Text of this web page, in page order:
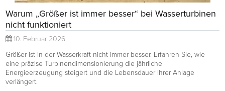
Warum „Größer ist immer besser“ bei Wasserturbinen
nicht funktioniert
10. Februar 2026
Größer ist in der Wasserkraft nicht immer besser. Erfahren Sie, wie
eine präzise Turbinendimensionierung die jährliche
Energieerzeugung steigert und die Lebensdauer Ihrer Anlage
verlängert.